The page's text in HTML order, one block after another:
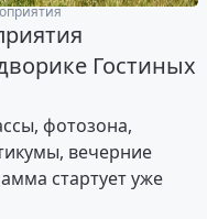
Гостиных
фотозона,
вечерние
стартует уже